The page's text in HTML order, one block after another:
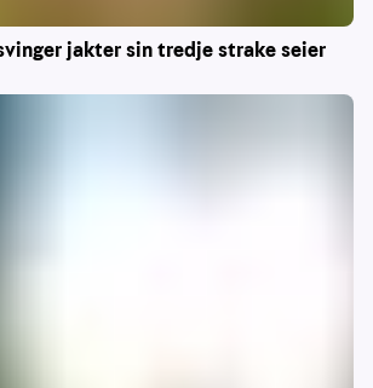
jakter sin tredje strake seier